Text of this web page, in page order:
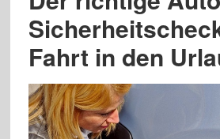
Fahrt in den